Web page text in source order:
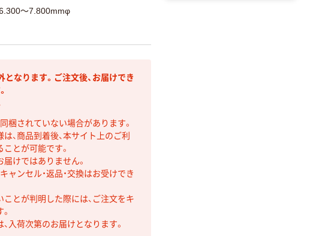
～7.800mmφ
なります。ご注文後、お届けでき
梱されていない場合があります。
、商品到着後、本サイト上のご利
とが可能です。
けではありません。
ャンセル・返品・交換はお受けでき
とが判明した際には、ご注文をキ
入荷次第のお届けとなります。